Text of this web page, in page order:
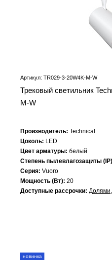
Артикул: TR029-3-20W4K-M-W
Трековый светильник
M-W
Производитель: Technical
Цоколь: LED
Цвет арматуры: белый
Степень пылевлагозащиты
Серия: Vuoro
Мощность (Вт): 20
Доступные рассрочки: Долями,
новинка